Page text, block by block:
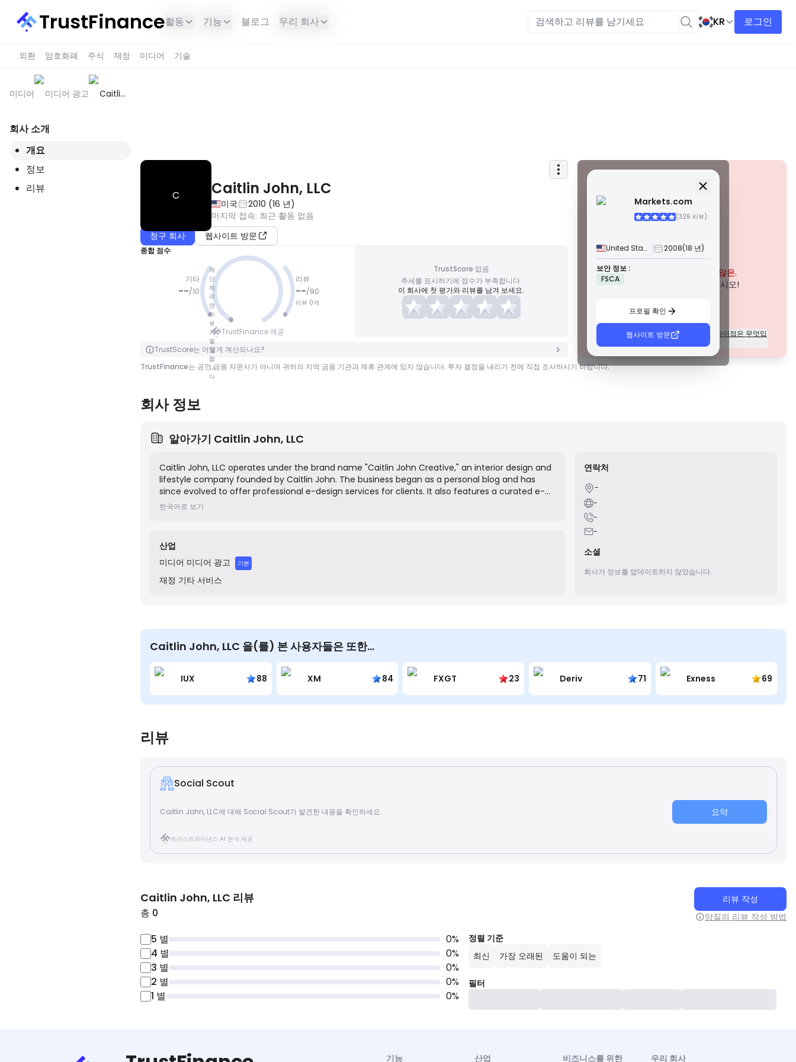
TrustFinance활동 기능 블로그 우리 회사 KR 로그인
외환 암호화폐 주식 재정 미디어 기술
미디어 미디어 광고
Caitlin
회사 소개
개요
정보
리뷰
C Caitlin John, LLC
미국 2010 (16 년)
마지막 접속: 최근 활동 없음
청구 회사
웹사이트 방문
종합 점수
기타
--/10
계
산
하
려
면
리
뷰
가
필
요
합
니
다
점수 없음
클릭하여 뒤집기
리뷰
--/90
리뷰 0개
TrustFinance 제공
TrustScore 없음
추세를 표시하기에 점수가 부족합니다.
이 회사에 첫 평가와 리뷰를 남겨 보세요.
TrustScore는 어떻게 계산되나요?
Markets.com
(326 리뷰)
United States 2008(18 년)
보안 정보 :
FSCA
프로필 확인
웹사이트 방문
보안 정보
경고
이 회사는 현재 입증되지 않은.
잠재적인 위험에 주의하십시오!
각 등급의 라이센스에 대한 규정의 차이점은 무엇입
전 세계적으로 유명한 규제 기관에서 발급한 이 라이선스는
준 준수는 보안을 더욱 강화합니다.
존경받는 지역 규제 기관에서 부여하는 이 라이선스는 자금
분리, 재무 보고 및 보상 제도와 같은 강력한 안전 조치를 제공
합니다. 티어 1만큼 엄격하지는 않지만 신뢰할 수 있는 지역
신흥 시장의 규제 기관에서 발급한 이 라이선스는 최소 자본
요건 및 AML 정책과 같은 기본적인 보호 기능을 제공합니다.
감독이 덜 엄격하므로 거래자는 주의를 기울이고 안전 조치
를 확인해야 합니다.
D급 면허
감독이 최소화된 관할권에서 발행된 이러한 라이선스는 종종
TrustFinance는 공인 금융 자문사가 아니며 귀하의 지역 금융 기관과 제휴 관계에 있지 않습니다. 투자 결정을 내리기 전에 직접 조사하시기 바랍니다.
회사 정보
알아가기 Caitlin John, LLC
Caitlin John, LLC operates under the brand name "Caitlin John Creative," an interior design and
lifestyle company founded by Caitlin John. The business began as a personal blog and has
since evolved to offer professional e-design services for clients. It also features a curated e-
commerce shop selling home decor items like pillows, rugs, and artwork. The company's
한국어로 보기
산업
미디어 미디어 광고 기본
재정 기타 서비스
연락처
-
-
-
-
소셜
회사가 정보를 업데이트하지 않았습니다.
Caitlin John, LLC 을(를) 본 사용자들은 또한…
IUX 88 XM 84 FXGT 23 Deriv 71 Exness 69
리뷰
Social Scout
Caitlin John, LLC에 대해 Social Scout가 발견한 내용을 확인하세요. 요약
트러스트파이낸스 AI 분석 제공
Caitlin John, LLC 리뷰
총 0
리뷰 작성
양질의 리뷰 작성 방법
5 별 0%
4 별 0%
3 별 0%
2 별 0%
1 별 0%
정렬 기준
최신
가장 오래된 도움이 되는
필터
기능 산업 비즈니스를 위한 우리 회사